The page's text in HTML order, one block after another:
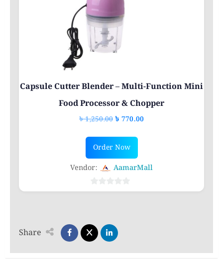
Capsule Cutter Blender – Multi-Function Mini
Food Processor & Chopper
৳1,250.00Original
was:
৳ 1,250.00.
৳ 770.00Current
Order Now
Vendor: AamarMall
0
5
Share